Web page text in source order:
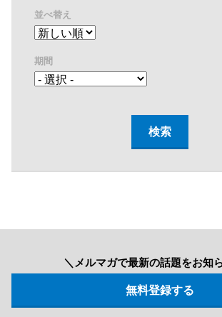
並べ替え
期間
＼メルマガで最新の話題をお知